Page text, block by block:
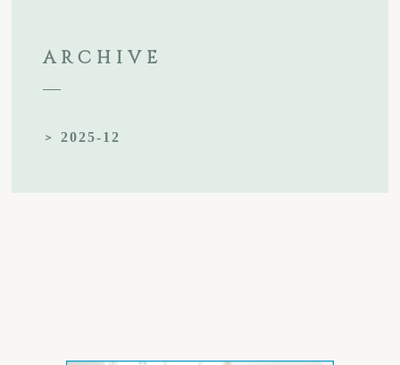
ARCHIVE
2025-12